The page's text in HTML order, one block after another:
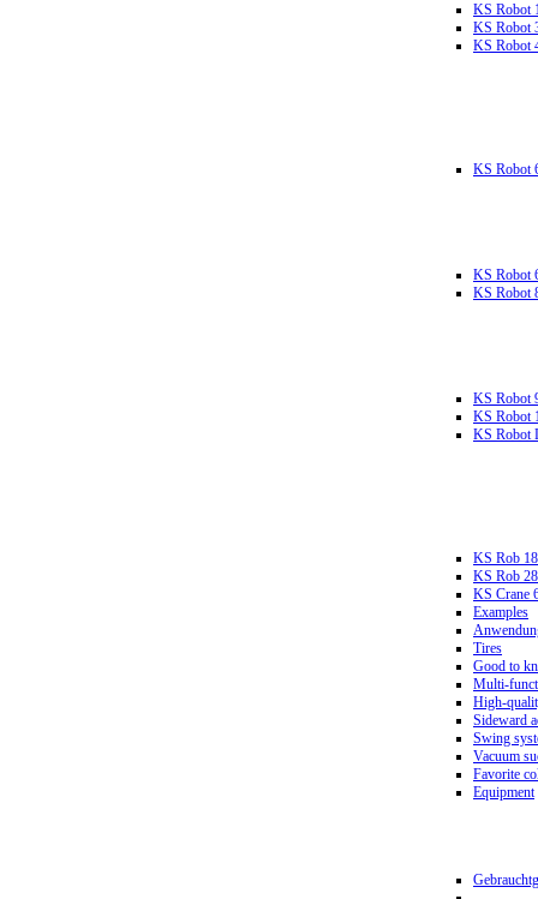
KS Robot
KS Robot
KS Robot
KS Robot
KS Robot
KS Robot
KS Robot
KS Robot
KS Robot
KS Rob
KS Rob
KS Crane
Examples
Tires
Good to
Multi-
High-
Sideward
Swing
Vacuum
Favorite
Equipment